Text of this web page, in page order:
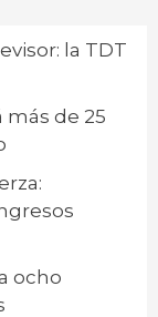
la TDT
más de 25
ocho